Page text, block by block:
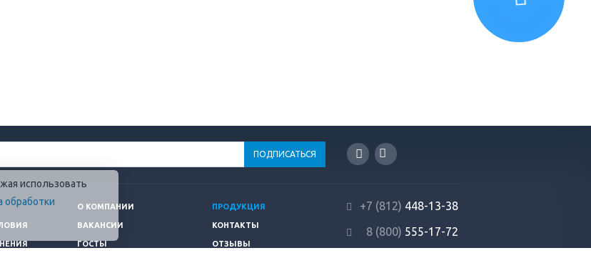
О КОМПАНИИ ПРОДУКЦИЯ
ВАКАНСИИ КОНТАКТЫ
ГОСТЫ ОТЗЫВЫ
+7 (812) 448-13-38
8 (800) 555-17-72
использовать
обработки